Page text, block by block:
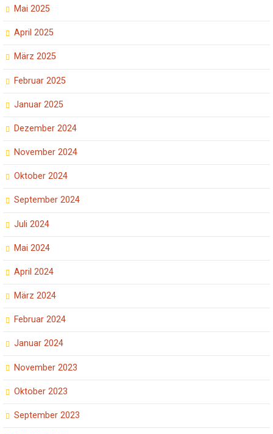
Mai 2025
April 2025
März 2025
Februar 2025
Januar 2025
Dezember 2024
November 2024
Oktober 2024
September 2024
Juli 2024
Mai 2024
April 2024
März 2024
Februar 2024
Januar 2024
November 2023
Oktober 2023
September 2023